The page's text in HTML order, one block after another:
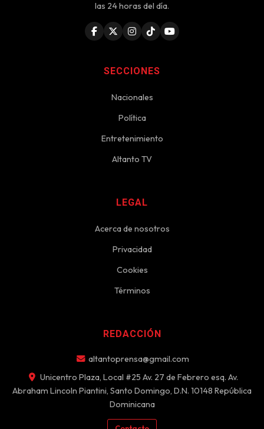
las 24 horas del día.
SECCIONES
Nacionales
Política
Entretenimiento
Altanto TV
LEGAL
Acerca de nosotros
Privacidad
Cookies
Términos
REDACCIÓN
altantoprensa@gmail.com
Unicentro Plaza, Local #25 Av. 27 de Febrero esq. Av.
Abraham Lincoln Piantini, Santo Domingo, D.N. 10148 República
Dominicana